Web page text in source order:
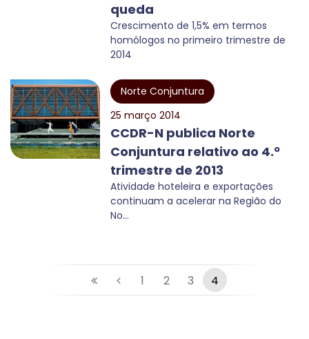
queda
Crescimento de 1,5% em termos
homólogos no primeiro trimestre de
2014
Norte Conjuntura
25 março 2014
CCDR-N publica Norte
Conjuntura relativo ao 4.º
trimestre de 2013
Atividade hoteleira e exportações
continuam a acelerar na Região do
No...
1 2 3 4